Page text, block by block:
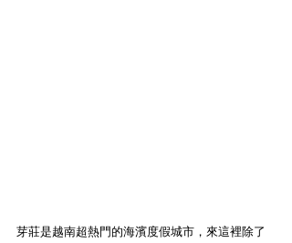
芽莊是越南超熱門的海濱度假城市，來這裡除了